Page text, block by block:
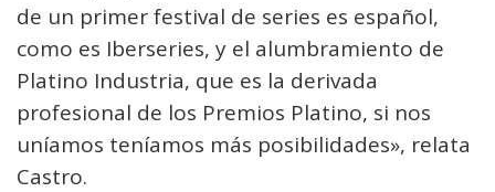
de un primer festival de series es español,
como es Iberseries, y el alumbramiento de
Platino Industria, que es la derivada
profesional de los Premios Platino, si nos
uníamos teníamos más posibilidades», relata
Castro.